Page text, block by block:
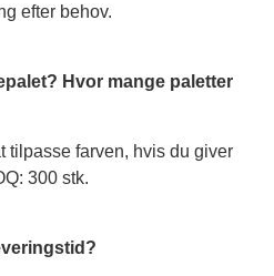
efter behov.
Hvor mange paletter
farven, hvis du giver
300 stk.